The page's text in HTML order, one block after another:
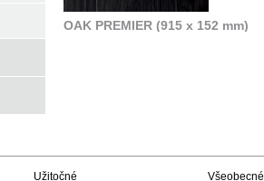
OAK PREMIER (915 x 152 mm)
Užitočné Všeobecné